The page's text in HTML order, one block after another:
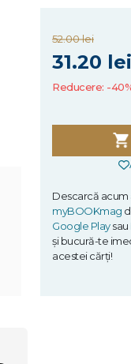
52.00 lei
31.20 lei
Reducere: -
Descarcă acum
myBOOKmag
Google Playsau
și bucură-te
acestei cărți!